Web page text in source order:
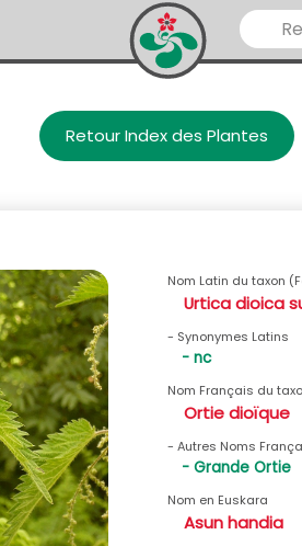
Retour Index des Plantes
Nom Latin du taxon
Urtica dioica
- Synonymes Latins
- nc
Nom Français du
Ortie dioïque
- Autres Noms
- Grande Ortie
Nom en Euskara
Asun handia